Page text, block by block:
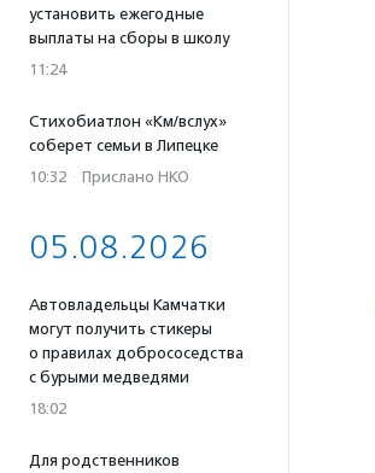
установить ежегодные
выплаты на сборы в школу
11:24
Стихобиатлон «Км/вслух»
соберет семьи в Липецке
10:32 · Прислано НКО
05.08.2026
Автовладельцы Камчатки
могут получить стикеры
о правилах добрососедства
с бурыми медведями
18:02
Для родственников